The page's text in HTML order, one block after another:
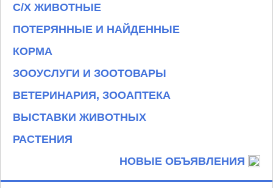
С/Х ЖИВОТНЫЕ
ПОТЕРЯННЫЕ И НАЙДЕННЫЕ
КОРМА
ЗООУСЛУГИ И ЗООТОВАРЫ
ВЕТЕРИНАРИЯ, ЗООАПТЕКА
ВЫСТАВКИ ЖИВОТНЫХ
РАСТЕНИЯ
НОВЫЕ ОБЪЯВЛЕНИЯ